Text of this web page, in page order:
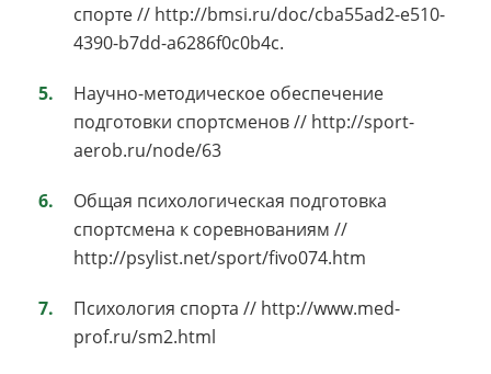
спорте // http://bmsi.ru/doc/cba55ad2-e510-
4390-b7dd-a6286f0c0b4c.
Научно-методическое обеспечение
подготовки спортсменов // http://sport-
aerob.ru/node/63
Общая психологическая подготовка
спортсмена к соревнованиям //
http://psylist.net/sport/fivo074.htm
Психология спорта // http://www.med-
prof.ru/sm2.html